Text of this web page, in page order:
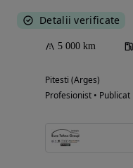
Detalii verificate
5 000 km
Pitesti (Arges)
Profesionist • Publicat